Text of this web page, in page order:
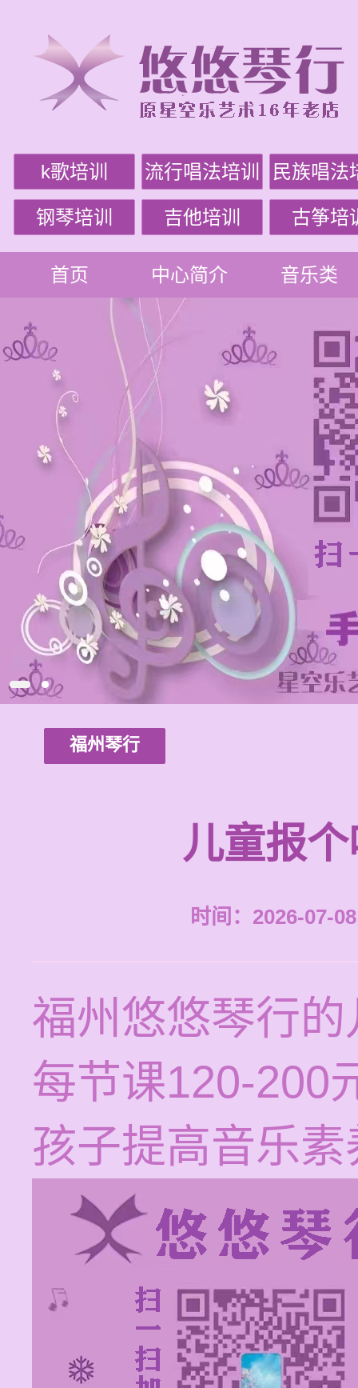
k歌培训 流行唱法培训 民族唱法
钢琴培训 吉他培训 古筝培
首页 中心简介 音乐类
福州琴行
儿童报
时间：2026-07-
福州悠悠琴行
每节课120-200
孩子提高音乐素